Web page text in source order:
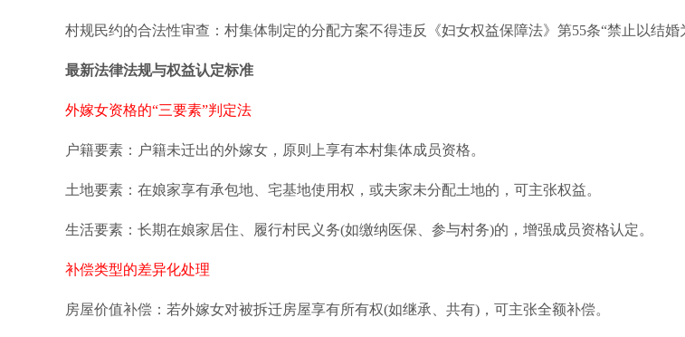
村规民约的合法性审查：村集体制定的分配方案不得违反《妇女权益保障法》第55条“禁止以结婚
最新法律法规与权益认定标准
外嫁女资格的“三要素”判定法
户籍要素：户籍未迁出的外嫁女，原则上享有本村集体成员资格。
土地要素：在娘家享有承包地、宅基地使用权，或夫家未分配土地的，可主张权益。
生活要素：长期在娘家居住、履行村民义务(如缴纳医保、参与村务)的，增强成员资格认定。
补偿类型的差异化处理
房屋价值补偿：若外嫁女对被拆迁房屋享有所有权(如继承、共有)，可主张全额补偿。